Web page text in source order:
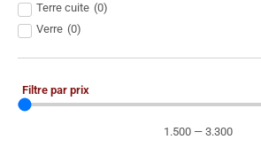
Terre cuite (0)
Verre (0)
Filtre par prix
1.500 — 3.300